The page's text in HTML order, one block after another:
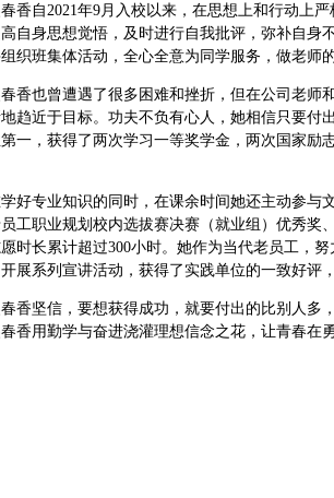
香自2021年9月入校以来，在思想上和行动上
自身思想觉悟，及时进行自我批评，弥补自身
织班集体活动，全心全意为同学服务，做老师
香也曾遭遇了很多困难和挫折，但在公司老师
趋近于目标。功夫不负有心人，她相信只要付
一，获得了两次学习一等奖学金，两次国家励
好专业知识的同时，在课余时间她还主动参与
工职业规划校内选拔赛决赛（就业组）优秀奖
时长累计超过300小时。她作为当代老员工，
展系列宣讲活动，获得了实践单位的一致好评
香坚信，要想获得成功，就要付出的比别人多
香用勤学与奋进浇灌理想信念之花，让青春在